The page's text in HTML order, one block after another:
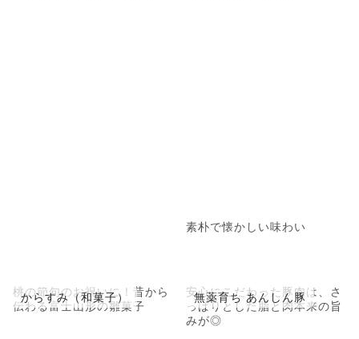
素朴で懐かしい味わい
からすみ（和菓子）
桃の節句のお祝いに！昔から
伝わる富士山形の雛菓子
無薬育ち あんしん豚
安心にこだわった豚肉は、さ
っぱりとした脂と肉本来の旨
みが◎